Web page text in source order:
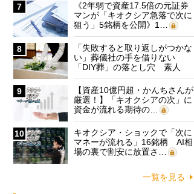
7
《2年弱で資産17.5倍の元証券
マンが「キオクシア急落で次に
狙う」5銘柄を公開》1…
8
「失敗すると取り返しがつかな
い」葬儀社の手を借りない
「DIY葬」の落とし穴 素人
に…
9
【資産10億円超・かんちさんが
厳選！】「キオクシアの次」に
資金が流れる期待の…
10
キオクシア・ショックで「次に
マネーが流れる」16銘柄 AI相
場の裏で割安に放置さ…
一覧を見る